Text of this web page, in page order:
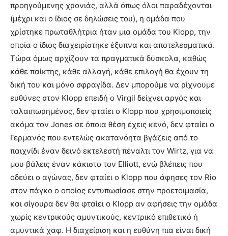
προηγούμενης χρονιάς, αλλά όπως όλοι παραδέχονται
(μέχρι και ο ίδιος σε δηλώσεις του), η ομάδα που
χρίστηκε πρωταθλήτρια ήταν μια ομάδα του Klopp, την
οποία ο ίδιος διαχειρίστηκε έξυπνα και αποτελεσματικά.
Τώρα όμως αρχίζουν τα πραγματικά δύσκολα, καθώς
κάθε παίκτης, κάθε αλλαγή, κάθε επιλογή θα έχουν τη
δική του και μόνο σφραγίδα. Δεν μπορούμε να ρίχνουμε
ευθύνες στον Klopp επειδή ο Virgil δείχνει αργός και
ταλαιπωρημένος, δεν φταίει ο Klopp που χρησιμοποιείς
ακόμα τον Jones σε όποια θέση έχεις κενό, δεν φταίει ο
Γερμανός που εντελώς ακατανόητα βγάζεις από το
παιχνίδι έναν δεινό εκτελεστή πέναλτι τον Wirtz, για να
μου βάλεις έναν κάκιστο τον Elliott, ενώ βλέπεις που
οδεύει ο αγώνας, δεν φταίει ο Klopp που άφησες τον Rio
στον πάγκο ο οποίος εντυπωσίασε στην προετοιμασία,
και σίγουρα δεν θα φταίει ο Klopp αν αφήσεις την ομάδα
χωρίς κεντρικούς αμυντικούς, κεντρικό επιθετικό ή
αμυντικά χαφ. Η διαχείριση και η ευθύνη πια είναι δική